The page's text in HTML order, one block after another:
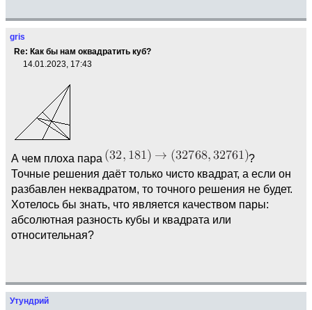
gris
Re: Как бы нам оквадратить куб?
14.01.2023, 17:43
А чем плоха пара
?
Точные решения даёт только чисто квадрат, а если он
разбавлен неквадратом, то точного решения не будет.
Хотелось бы знать, что является качеством пары:
абсолютная разность кубы и квадрата или
относительная?
Утундрий